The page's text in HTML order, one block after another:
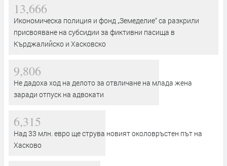
13,666
Икономическа полиция и фонд „Земеделие“ са разкрили
присвояване на субсидии за фиктивни пасища в
Кърджалийско и Хасковско
9,806
Не дадоха ход на делото за отвличане на млада жена
заради отпуск на адвокати
6,315
Над 33 млн. евро ще струва новият околовръстен път на
Хасково